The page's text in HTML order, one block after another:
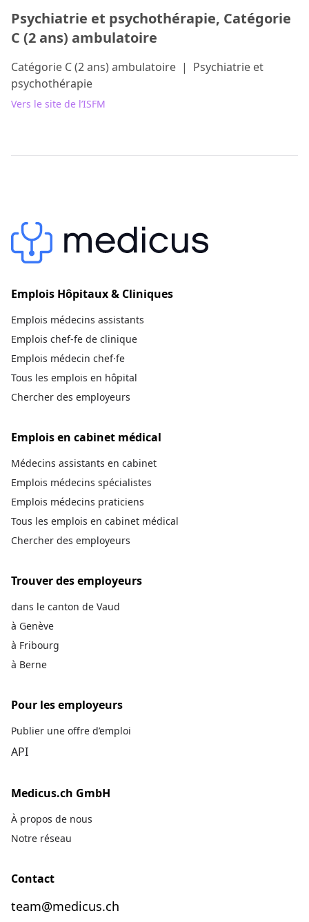
Psychiatrie et psychothérapie, Catégorie
C (2 ans) ambulatoire
Catégorie C (2 ans) ambulatoire | Psychiatrie et
psychothérapie
Vers le site de l’ISFM
Emplois Hôpitaux & Cliniques
Emplois médecins assistants
Emplois chef-fe de clinique
Emplois médecin chef·fe
Tous les emplois en hôpital
Chercher des employeurs
Emplois en cabinet médical
Médecins assistants en cabinet
Emplois médecins spécialistes
Emplois médecins praticiens
Tous les emplois en cabinet médical
Chercher des employeurs
Trouver des employeurs
dans le canton de Vaud
à Genève
à Fribourg
à Berne
Pour les employeurs
Publier une offre d’emploi
API
Medicus.ch GmbH
À propos de nous
Notre réseau
Contact
team@medicus.ch